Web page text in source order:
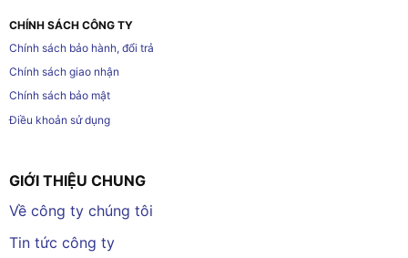
CHÍNH SÁCH CÔNG TY
Chính sách bảo hành, đổi trả
Chính sách giao nhận
Chính sách bảo mật
Điều khoản sử dụng
GIỚI THIỆU CHUNG
Về công ty chúng tôi
Tin tức công ty